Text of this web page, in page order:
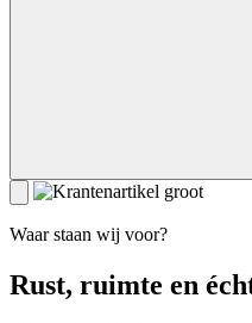
Waar staan wij voor?
Rust, ruimte en